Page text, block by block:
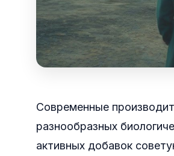
Современные
разнообразных
активных добавок